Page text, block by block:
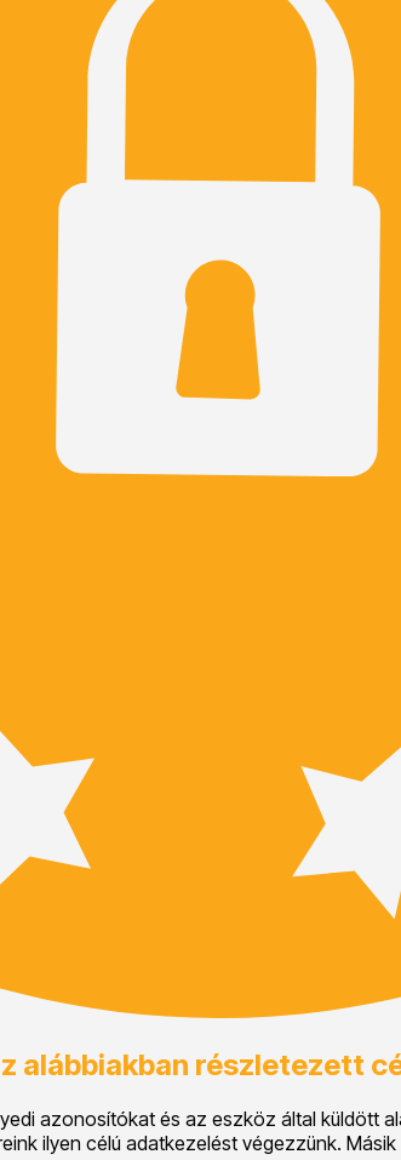
alábbiakban részletezett
azonosítókat és az eszköz által küldött
ilyen célú adatkezelést végezzünk.